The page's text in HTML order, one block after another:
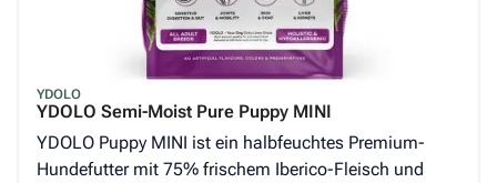
YDOLO
YDOLO Semi-Moist Pure Puppy MINI
YDOLO Puppy MINI ist ein halbfeuchtes Premium-
Hundefutter mit 75% frischem Iberico-Fleisch und